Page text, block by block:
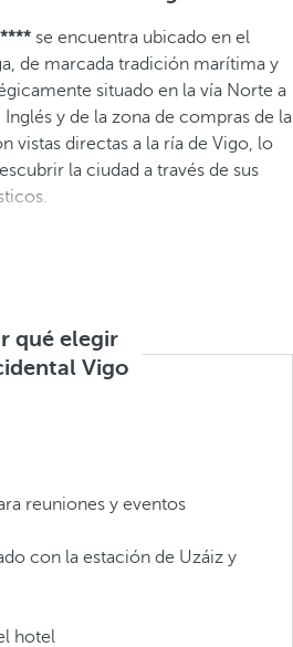
se encuentra ubicado en el
de marcada tradición marítima y
situado en la vía Norte a
y de la zona de compras de la
vistas directas a la ría de Vigo, lo
la ciudad a través de sus
qué elegir
Vigo
reuniones y eventos
con la estación de Uzáiz y
hotel